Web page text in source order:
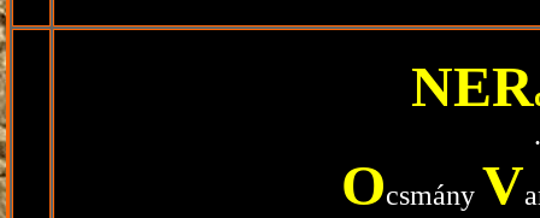
NER
Ocsmány V